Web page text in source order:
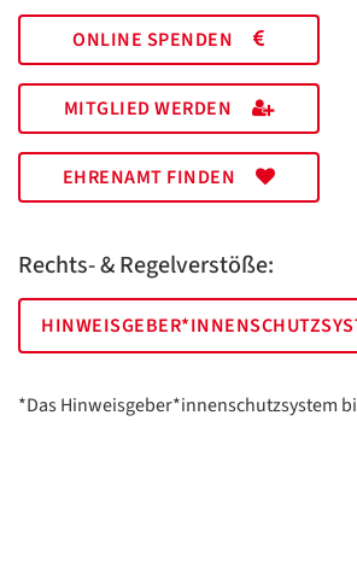
ONLINE SPENDEN
MITGLIED WERDEN
EHRENAMT FINDEN
Rechts- & Regelverstöße:
*Das Hinweisgeber*innenschutzsystem